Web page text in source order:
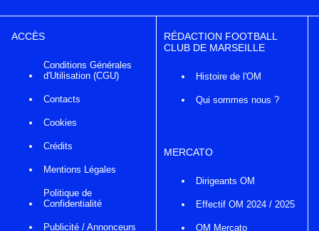
ACCÈS
Conditions Générales
d'Utilisation (CGU)
Contacts
Cookies
Crédits
Mentions Légales
Politique de
Confidentialité
Publicité / Annonceurs
RÉDACTION FOOTBALL
CLUB DE MARSEILLE
Histoire de l'OM
Qui sommes nous ?
MERCATO
Dirigeants OM
Effectif OM 2024 / 2025
OM Mercato